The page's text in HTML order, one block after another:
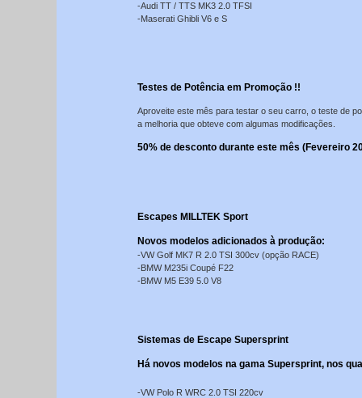
-Audi TT / TTS MK3 2.0 TFSI
-Maserati Ghibli V6 e S
Testes de Potência em Promoção !!
Aproveite este mês para testar o seu carro, o teste de
a melhoria que obteve com algumas modificações.
50% de desconto durante este mês (Fevereiro
Escapes MILLTEK Sport
Novos modelos adicionados à produção:
-VW Golf MK7 R 2.0 TSI 300cv (opção RACE)
-BMW M235i Coupé F22
-BMW M5 E39 5.0 V8
Sistemas de Escape Supersprint
Há novos modelos na gama Supersprint, nos
-VW Polo R WRC 2.0 TSI 220cv